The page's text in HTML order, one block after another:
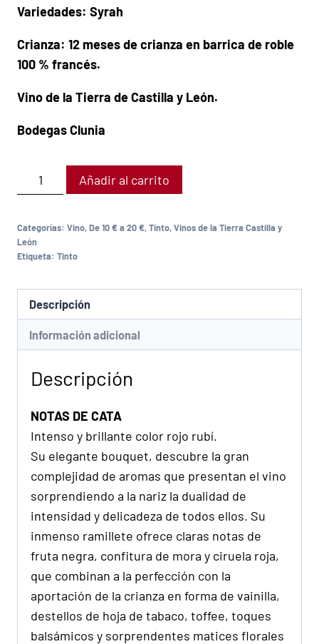
Variedades: Syrah
Crianza: 12 meses de crianza en barrica de roble
100 % francés.
Vino de la Tierra de Castilla y León.
Bodegas Clunia
Añadir al carrito
Categorías: Vino,De 10 € a 20 €,Tinto,Vinos de la Tierra Castilla y
León
Etiqueta: Tinto
Descripción
Información adicional
Descripción
NOTAS DE CATA
Intenso y brillante color rojo rubí.
Su elegante bouquet, descubre la gran
complejidad de aromas que presentan el vino
sorprendiendo a la nariz la dualidad de
intensidad y delicadeza de todos ellos. Su
inmenso ramillete ofrece claras notas de
fruta negra, confitura de mora y ciruela roja,
que combinan a la perfección con la
aportación de la crianza en forma de vainilla,
destellos de hoja de tabaco, toffee, toques
balsámicos y sorprendentes matices florales